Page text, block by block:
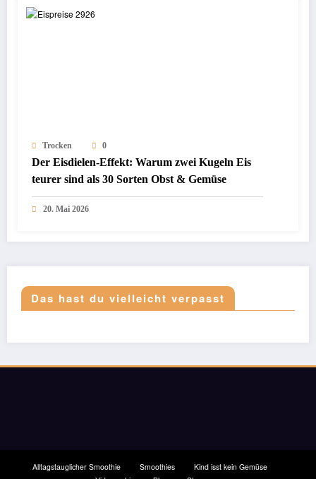
Trocken 0
Der Eisdielen-Effekt: Warum zwei Kugeln Eis
teurer sind als 30 Sorten Obst & Gemüse
20. Mai 2026
Das hast du vielleicht verpasst
Alltagstauglicher Smoothie Smoothies
Kind isst kein Gemüse